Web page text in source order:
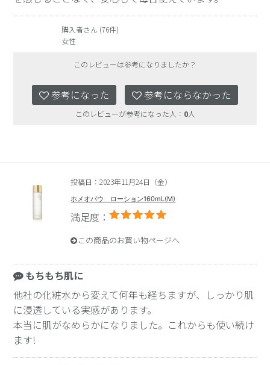
購入者さん (76件)
女性
このレビューは参考になりましたか？
参考になった 参考にならなかった
このレビューが参考になった人： 0人
投稿日：2023年11月24日（金）
ホメオバウ ローション160mL(M)
満足度：
この商品のお買い物ページへ
もちもち肌に
他社の化粧水から変えて何年も経ちますが、しっかり肌
に浸透している実感があります。
本当に肌がなめらかになりました。これからも使い続け
ます!